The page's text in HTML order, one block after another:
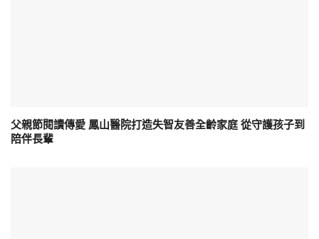
父親節閱讀傳愛 鳳山醫院打造失智友善全齡家庭 從守護孩子到
陪伴長輩